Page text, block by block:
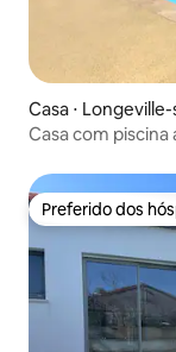
Casa ⋅
Casa com
Preferido dos
Preferido dos